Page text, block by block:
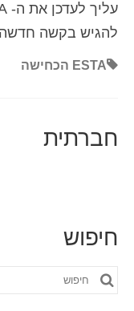
להגיש בקשה
ESTA הכחישה
חברתית
חיפוש
חפש